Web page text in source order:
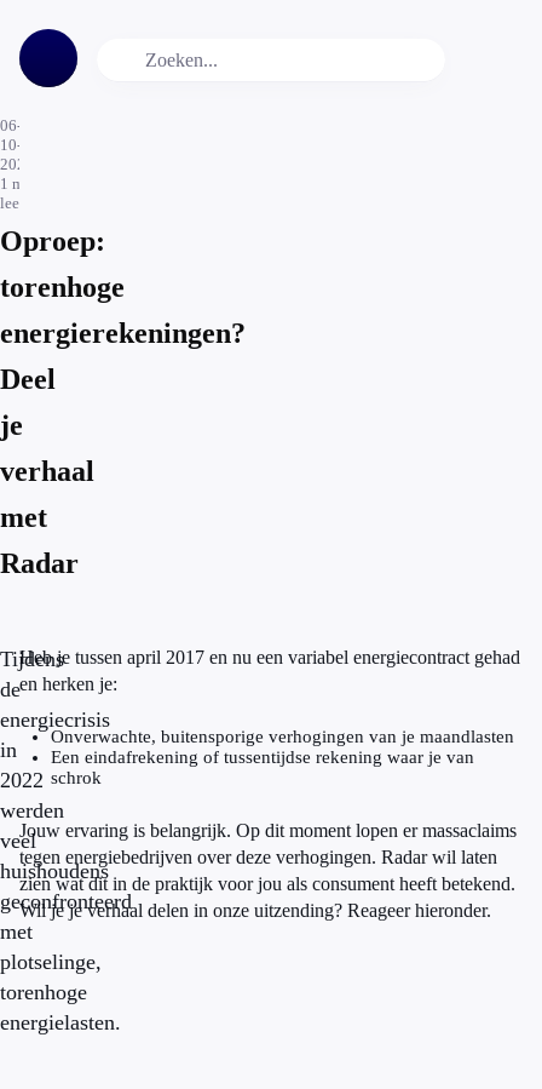
06-
10-
2025
1 min.
leestijd
Oproep:
torenhoge
energierekeningen?
Deel
je
verhaal
met
Radar
Tijdens
de
energiecrisis
in
2022
werden
veel
huishoudens
geconfronteerd
met
plotselinge,
torenhoge
energielasten.
Heb je tussen april 2017 en nu een variabel energiecontract gehad
en herken je:
Onverwachte, buitensporige verhogingen van je maandlasten
Een eindafrekening of tussentijdse rekening waar je van
schrok
Jouw ervaring is belangrijk. Op dit moment lopen er massaclaims
tegen energiebedrijven over deze verhogingen. Radar wil laten
zien wat dit in de praktijk voor jou als consument heeft betekend.
Wil je je verhaal delen in onze uitzending? Reageer hieronder.